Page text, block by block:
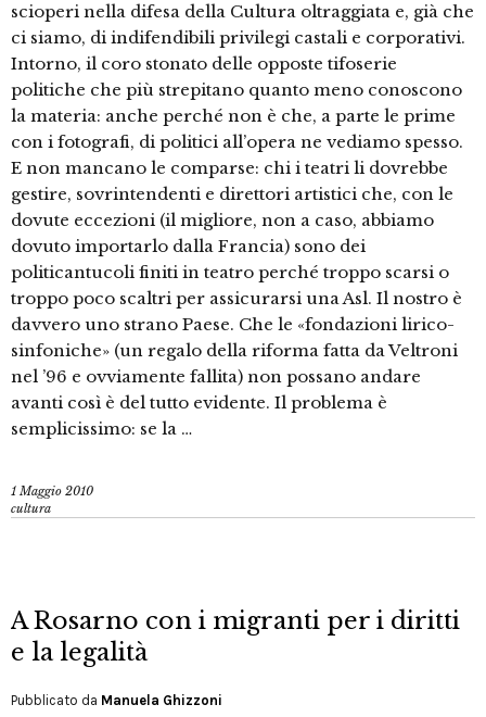
scioperi nella difesa della Cultura oltraggiata e, già che
ci siamo, di indifendibili privilegi castali e corporativi.
Intorno, il coro stonato delle opposte tifoserie
politiche che più strepitano quanto meno conoscono
la materia: anche perché non è che, a parte le prime
con i fotografi, di politici all’opera ne vediamo spesso.
E non mancano le comparse: chi i teatri li dovrebbe
gestire, sovrintendenti e direttori artistici che, con le
dovute eccezioni (il migliore, non a caso, abbiamo
dovuto importarlo dalla Francia) sono dei
politicantucoli finiti in teatro perché troppo scarsi o
troppo poco scaltri per assicurarsi una Asl. Il nostro è
davvero uno strano Paese. Che le «fondazioni lirico-
sinfoniche» (un regalo della riforma fatta da Veltroni
nel ’96 e ovviamente fallita) non possano andare
avanti così è del tutto evidente. Il problema è
semplicissimo: se la …
1 Maggio 2010
cultura
A Rosarno con i migranti per i diritti
e la legalità
Pubblicato da Manuela Ghizzoni